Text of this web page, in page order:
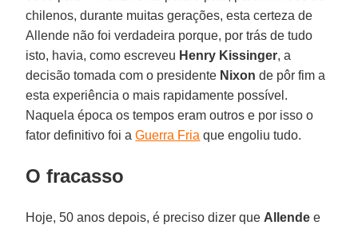
chilenos, durante muitas gerações, esta certeza de
Allende não foi verdadeira porque, por trás de tudo
isto, havia, como escreveu Henry Kissinger, a
decisão tomada com o presidente Nixon de pôr fim a
esta experiência o mais rapidamente possível.
Naquela época os tempos eram outros e por isso o
fator definitivo foi aGuerra Fria que engoliu tudo.
O fracasso
Hoje, 50 anos depois, é preciso dizer que Allende e